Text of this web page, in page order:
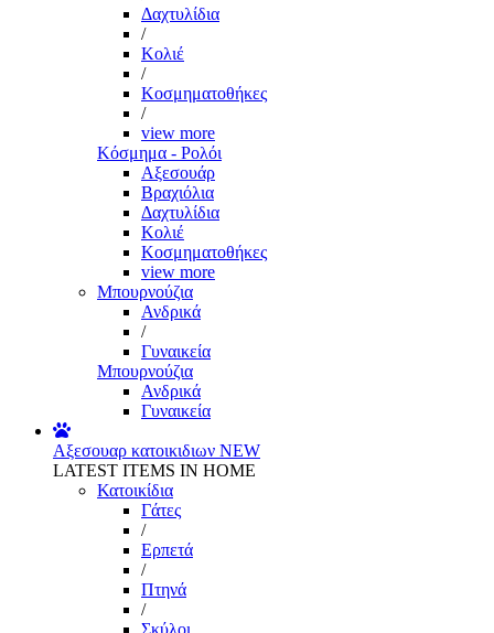
Δαχτυλίδια
/
Κολιέ
/
Κοσμηματοθήκες
/
view more
Κόσμημα - Ρολόι
Αξεσουάρ
Βραχιόλια
Δαχτυλίδια
Κολιέ
Κοσμηματοθήκες
view more
Μπουρνούζια
Ανδρικά
/
Γυναικεία
Μπουρνούζια
Ανδρικά
Γυναικεία
Αξεσουαρ κατοικιδιων NEW
LATEST ITEMS IN HOME
Κατοικίδια
Γάτες
/
Ερπετά
/
Πτηνά
/
Σκύλοι